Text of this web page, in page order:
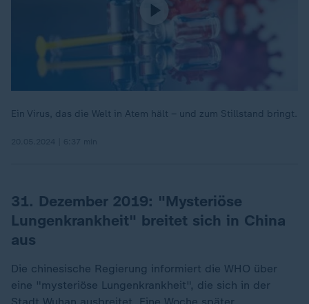
Ein Virus, das die Welt in Atem hält – und zum Stillstand bringt.
31. Dezember 2019: "Mysteriöse
Lungenkrankheit" breitet sich in China
aus
Die chinesische Regierung informiert die WHO über
eine "mysteriöse Lungenkrankheit", die sich in der